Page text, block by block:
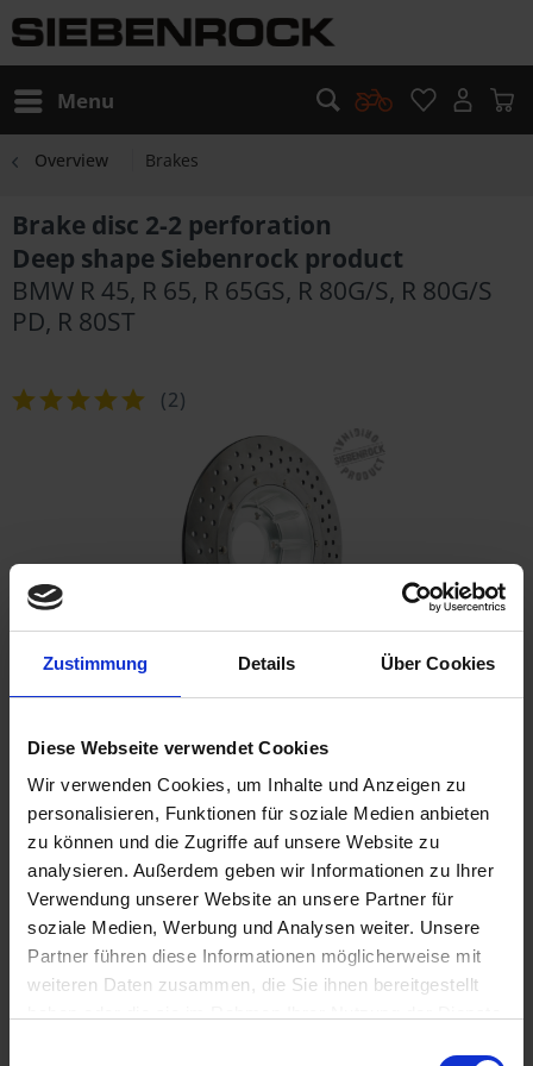
Zustimmung Details Über Cookies
Diese Webseite verwendet Cookies
Wir verwenden Cookies, um Inhalte und Anzeigen zu
personalisieren, Funktionen für soziale Medien anbieten
zu können und die Zugriffe auf unsere Website zu
analysieren. Außerdem geben wir Informationen zu Ihrer
Verwendung unserer Website an unsere Partner für
soziale Medien, Werbung und Analysen weiter. Unsere
Partner führen diese Informationen möglicherweise mit
weiteren Daten zusammen, die Sie ihnen bereitgestellt
Menu
Overview Brakes
Brake disc 2-2 perforation
Deep shape Siebenrock product
BMW R 45, R 65, R 65GS, R 80G/S, R 80G/S
PD, R 80ST
(2)
€219.00
Ready to ship today, Delivery time appr. 2-4 workdays within
Germany
Add to shopping cart
Remember Comment
part no.: 3411005